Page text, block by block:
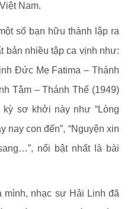
Nam.
số bạn hữu thành lập ra
bản nhiều tập ca vịnh như:
Đức Mẹ Fatima – Thánh
Tâm – Thánh Thể (1949)
sơ khởi này như “Lòng
nay con đến”, “Nguyện xin
nổi bật nhất là bài
mình, nhạc sư Hải Linh đã